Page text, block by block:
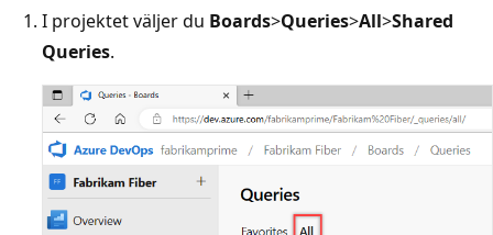
I projektet väljer du Boards>Queries>All>Shared
Queries.